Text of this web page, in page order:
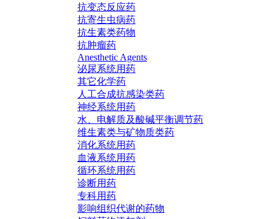
抗变态反应药
抗寄生虫病药
抗生素类药物
抗肿瘤药
Anesthetic Agents
泌尿系统用药
其它化学药
人工合成抗感染类药
神经系统用药
水、电解质及酸碱平衡调节药
维生素类与矿物质类药
消化系统用药
血液系统用药
循环系统用药
诊断用药
专科用药
影响组织代谢的药物